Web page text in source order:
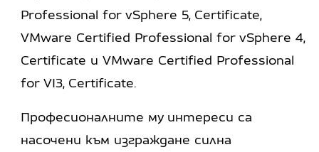
Professional for vSphere 5, Certificate,
VMware Certified Professional for vSphere 4,
Certificate и VMware Certified Professional
for VI3, Certificate.
Професионалните му интереси са
насочени към изграждане силна